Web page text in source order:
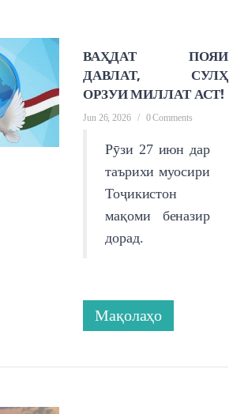
ВАҲДАТ ПОЯИ
ДАВЛАТ, СУЛҲ
ОРЗУИ МИЛЛАТ АСТ!
Jun 26, 2026 / 0 Comments
Рӯзи 27 июн дар
таърихи муосири
Тоҷикистон
мақоми беназир
дорад.
Мақолаҳо